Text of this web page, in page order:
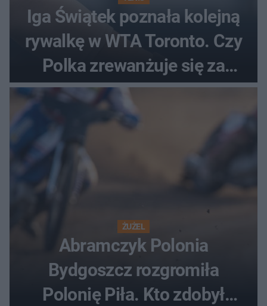
Iga Świątek poznała kolejną
rywalkę w WTA Toronto. Czy
Polka zrewanżuje się za
ostatnią porażkę?
ŻUŻEL
Abramczyk Polonia
Bydgoszcz rozgromiła
Polonię Piła. Kto zdobył